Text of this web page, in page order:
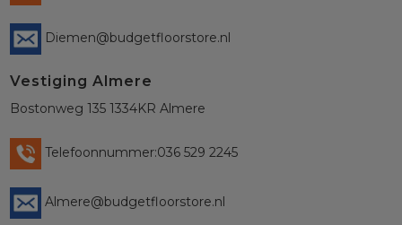
Diemen@budgetfloorstore.nl
Vestiging Almere
Bostonweg 135 1334KR Almere
Telefoonnummer:036 529 2245
Almere@budgetfloorstore.nl